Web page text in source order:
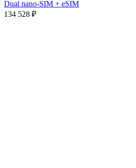
Dual nano-SIM + eSIM
134 528 ₽